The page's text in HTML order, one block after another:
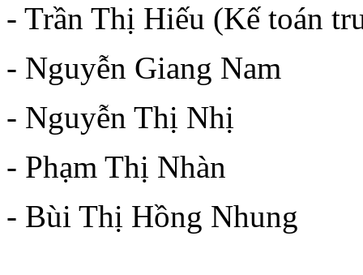
- Trần Thị Hiếu (Kế toán
- Nguyễn Giang Nam
- Nguyễn Thị Nhị
- Phạm Thị Nhàn
- Bùi Thị Hồng Nhung